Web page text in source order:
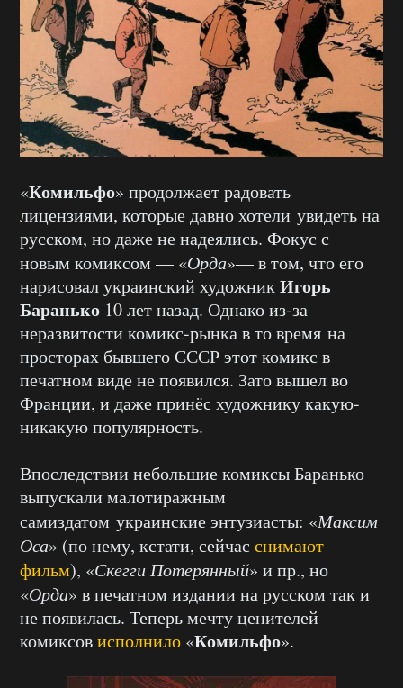
«Комильфо» продолжает радовать
лицензиями, которые давно хотели увидеть на
русском, но даже не надеялись. Фокус с
новым комиксом — «Орда»— в том, что его
нарисовал украинский художникИгорь
Баранько 10 лет назад. Однако из-за
неразвитости комикс-рынка в то время на
просторах бывшего СССР этот комикс в
печатном виде не появился. Зато вышел во
Франции, и даже принёс художнику какую-
никакую популярность.
Впоследствии небольшие комиксы Баранько
выпускали малотиражным
самиздатом украинские энтузиасты: «Максим
Оса» (по нему, кстати, сейчас снимают
фильм), «Скегги Потерянный» и пр., но
«Орда» в печатном издании на русском так и
не появилась. Теперь мечту ценителей
комиксовисполнило «Комильфо».